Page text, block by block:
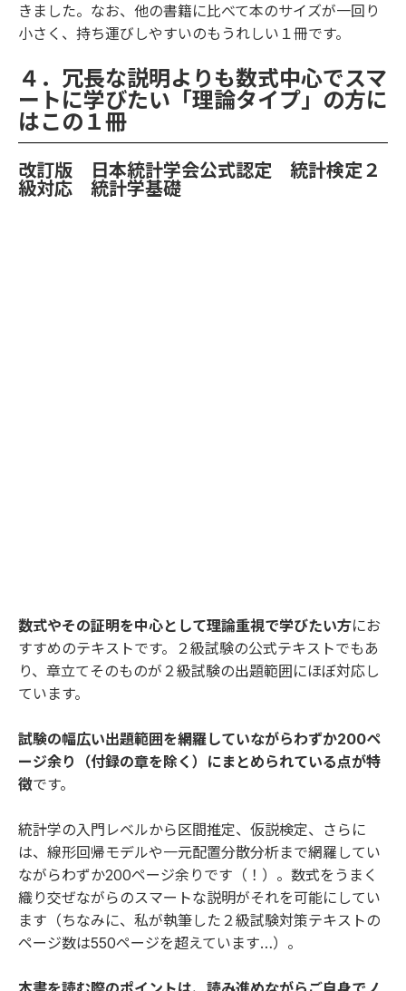
きました。なお、他の書籍に比べて本のサイズが一回り
小さく、持ち運びしやすいのもうれしい１冊です。
４．冗長な説明よりも数式中心でスマ
ートに学びたい「理論タイプ」の方に
はこの１冊
改訂版 日本統計学会公式認定 統計検定２
級対応 統計学基礎
数式やその証明を中心として理論重視で学びたい方にお
すすめのテキストです。２級試験の公式テキストでもあ
り、章立てそのものが２級試験の出題範囲にほぼ対応し
ています。
試験の幅広い出題範囲を網羅していながらわずか200ペ
ージ余り（付録の章を除く）にまとめられている点が特
徴です。
統計学の入門レベルから区間推定、仮説検定、さらに
は、線形回帰モデルや一元配置分散分析まで網羅してい
ながらわずか200ページ余りです（！）。数式をうまく
織り交ぜながらのスマートな説明がそれを可能にしてい
ます（ちなみに、私が執筆した２級試験対策テキストの
ページ数は550ページを超えています…）。